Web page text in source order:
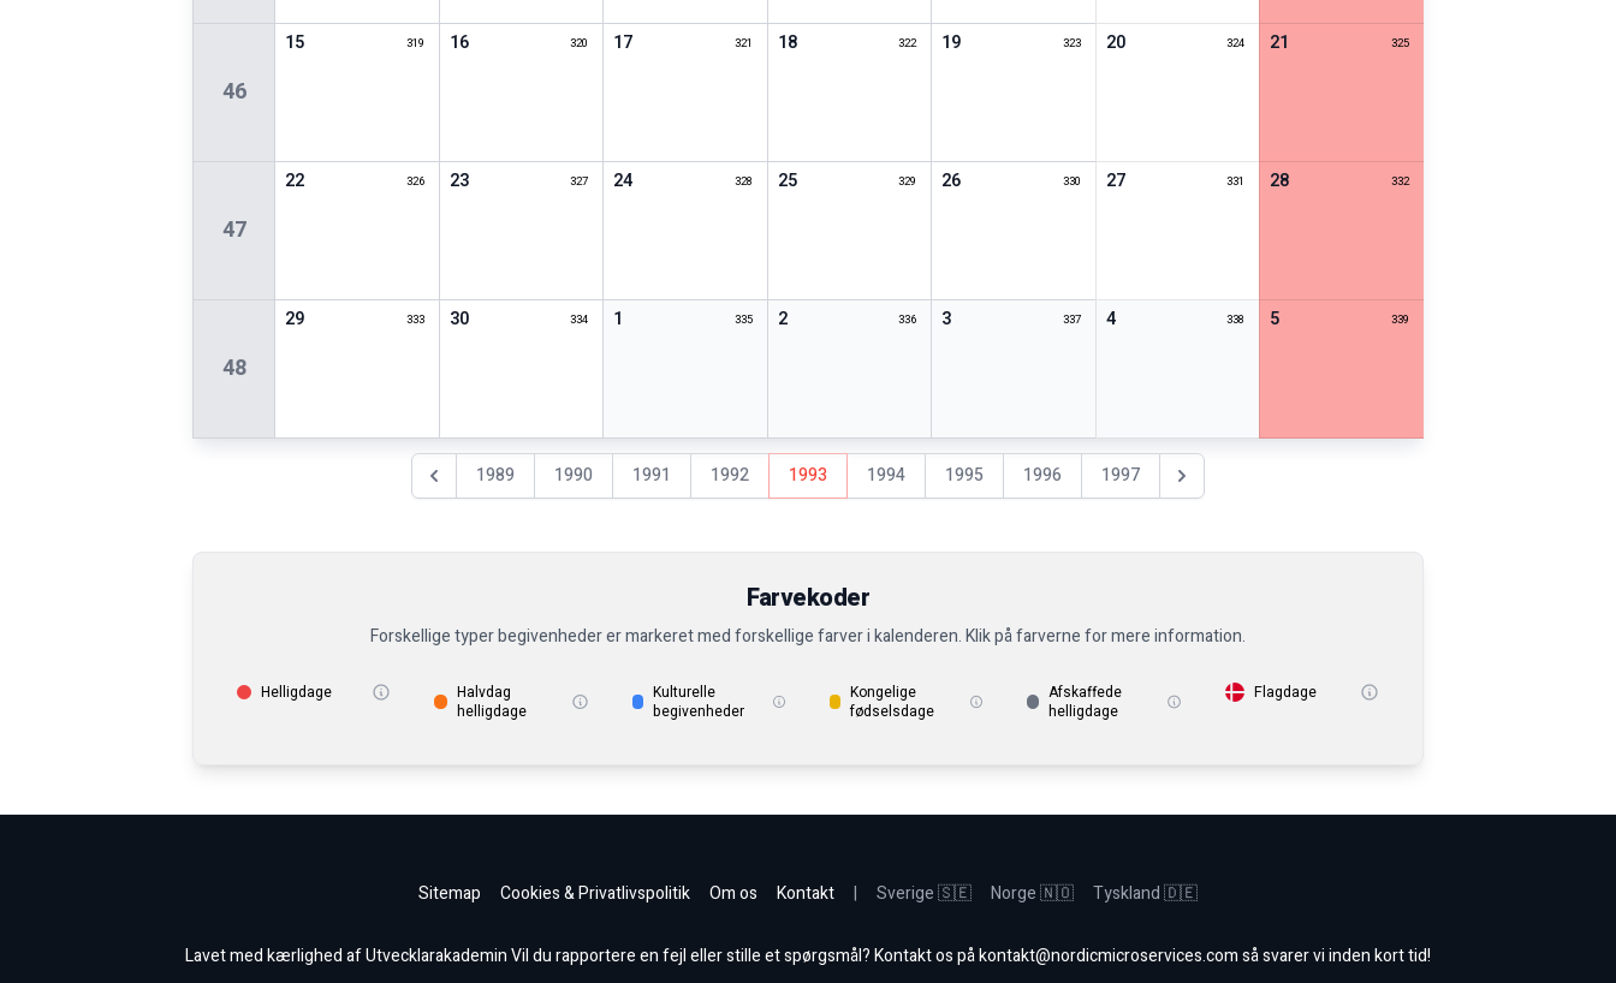
46
15 319 16 320 17 321 18 322 19 323 20 324 21 325
47
22 326 23 327 24 328 25 329 26 330 27 331 28 332
48
29 333 30 334 1 335 2 336 3 337 4 338 5 339
Föregående år
1989 1990 1991 1992 1993 1994 1995 1996 1997 Nästa år
Farvekoder
Forskellige typer begivenheder er markeret med forskellige farver i kalenderen. Klik på farverne for mere information.
Helligdage
Halvdag
helligdage
Kulturelle
begivenheder
Kongelige
fødselsdage
Afskaffede
helligdage
Flagdage
Sitemap Cookies & Privatlivspolitik Om os Kontakt | Sverige 🇸🇪 Norge 🇳🇴 Tyskland 🇩🇪
Lavet med kærlighed af Utvecklarakademin Vil du rapportere en fejl eller stille et spørgsmål? Kontakt os påkontakt@nordicmicroservices.comså svarer vi inden kort tid!